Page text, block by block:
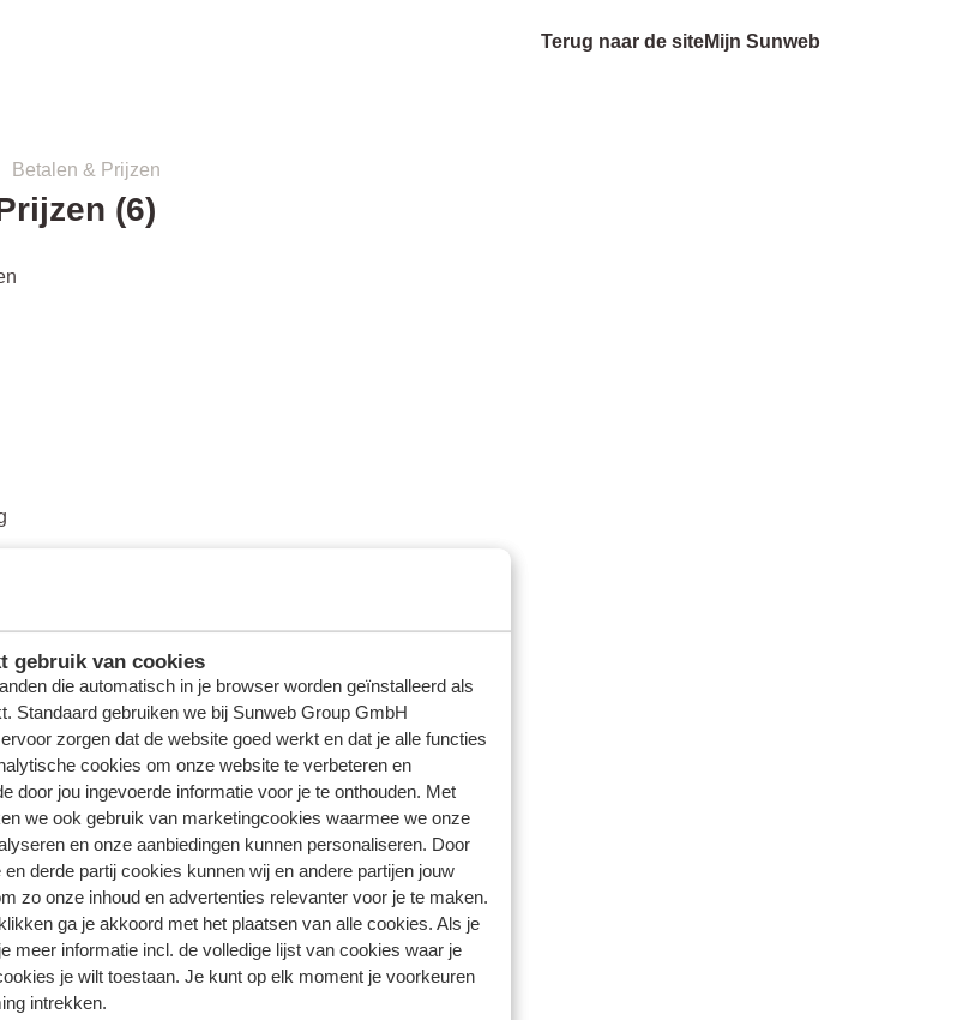
gebruik van cookies
die automatisch in je browser worden geïnstalleerd als
Standaard gebruiken we bij Sunweb Group GmbH
zorgen dat de website goed werkt en dat je alle functies
cookies om onze website te verbeteren en
door jou ingevoerde informatie voor je te onthouden. Met
we ook gebruik van marketingcookies waarmee we onze
en onze aanbiedingen kunnen personaliseren. Door
derde partij cookies kunnen wij en andere partijen jouw
zo onze inhoud en advertenties relevanter voor je te maken.
ga je akkoord met het plaatsen van alle cookies. Als je
meer informatie incl. de volledige lijst van cookies waar je
je wilt toestaan. Je kunt op elk moment je voorkeuren
intrekken.
Terug naar de siteMijn Sunweb
Betalen & Prijzen
(6)